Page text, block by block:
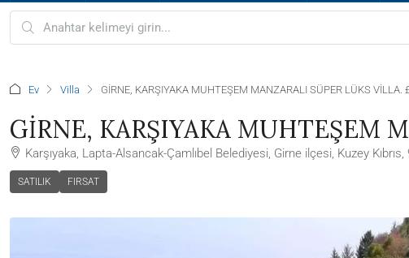
Ev Villa GİRNE, KARŞIYAKA MUHTEŞEM MANZARALI SÜPER LÜKS VİLLA.
GİRNE, KARŞIYAKA MUHTEŞEM
Karşıyaka, Lapta-Alsancak-Çamlıbel Belediyesi, Girne ilçesi, Kuzey Kıbrıs,
SATILIK FIRSAT